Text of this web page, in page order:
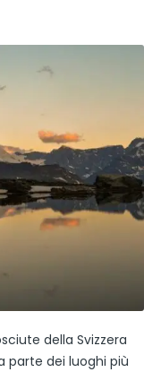
della Svizzera
parte dei luoghi più